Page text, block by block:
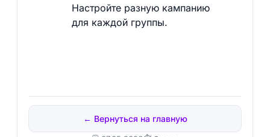
Настройте разную кампанию
для каждой группы.
← Вернуться на главную